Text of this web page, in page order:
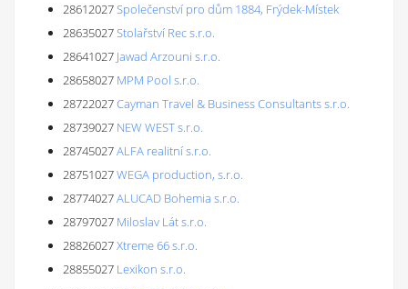
28612027Společenství pro dům 1884, Frýdek-Místek
28635027Stolařství Rec s.r.o.
28641027 Jawad Arzouni s.r.o.
28658027 MPM Pool s.r.o.
28722027Cayman Travel & Business Consultants s.r.o.
28739027 NEW WEST s.r.o.
28745027ALFA realitní s.r.o.
28751027WEGA production, s.r.o.
28774027ALUCAD Bohemia s.r.o.
28797027 Miloslav Lát s.r.o.
28826027Xtreme 66 s.r.o.
28855027 Lexikon s.r.o.